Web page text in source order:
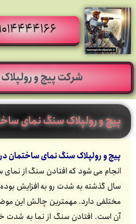
شرکت پیچ و
پیچ و رولپلاک سنگ نمای
پیچ و رولپلاک سنگ نمای ساختمان
سال گذشته به شدت رو به افزایش
مختلفی دارد. مهمترین چالش این
آن است. افتادن سنگ از نما به شدت